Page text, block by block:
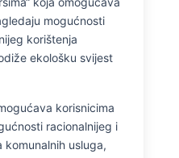
mogućnosti
korištenja
ekološku svijest
korisnicima
racionalnijeg i
usluga,